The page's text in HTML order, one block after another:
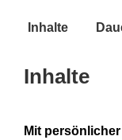
Inhalte
Inhalte
Mit